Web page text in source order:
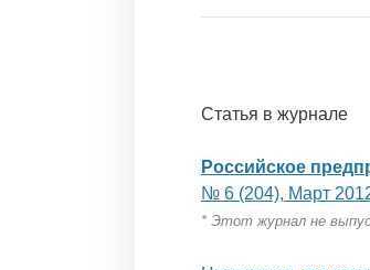
Статья в журнале
Российское
№ 6 (204), Март
* Этот журнал не